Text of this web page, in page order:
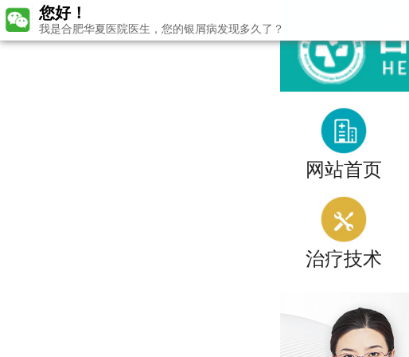
网站首页
治疗技术
您好！
我是合肥华夏医院医生，您的银屑病发现多久了？